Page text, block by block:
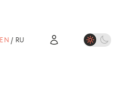
EN / RU